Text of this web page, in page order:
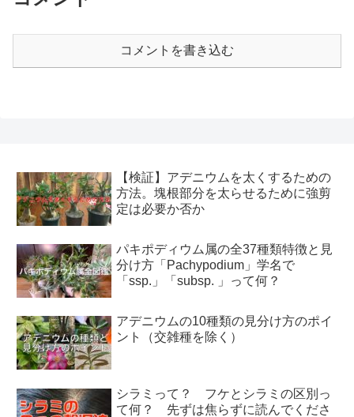
コメントを書き込む
【検証】アデニウムを太くするための
方法。塊根部分を太らせるために強剪
定は必要か否か
パキポディウム属の全37種類特徴と見
分け方「Pachypodium」学名で
「ssp.」「subsp. 」って何？
アデニウムの10種類の見分け方のポイ
ント（交雑種を除く）
シラミって？ フケとシラミの区別っ
て何？ 先ずは焦らずに読んでくださ